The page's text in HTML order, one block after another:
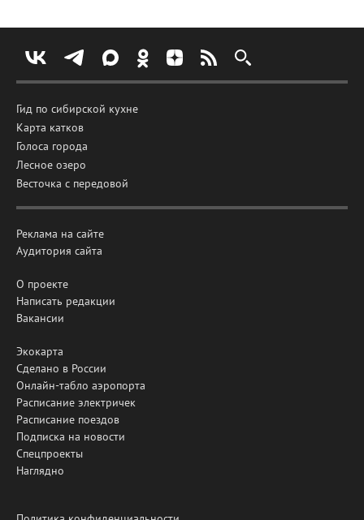
Гид по сибирской кухне
Карта катков
Голоса города
Лесное озеро
Весточка с передовой
Реклама на сайте
Аудитория сайта
О проекте
Написать редакции
Вакансии
Экокарта
Сделано в России
Онлайн-табло аэропорта
Расписание электричек
Расписание поездов
Подписка на новости
Спецпроекты
Наглядно